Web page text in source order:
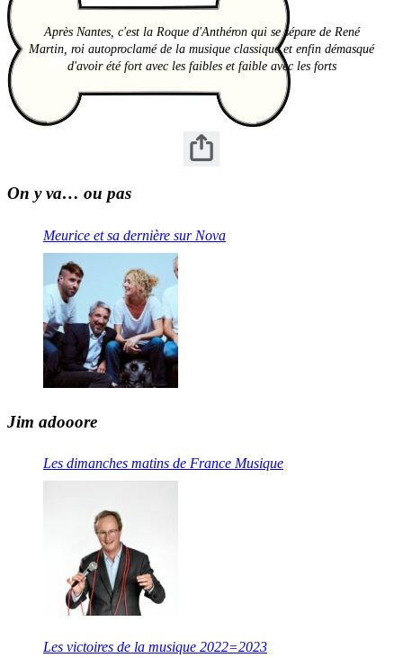
Après Nantes, c'est la Roque d'Anthéron qui se sépare de René
Martin, roi autoproclamé de la musique classique et enfin démasqué
d'avoir été fort avec les faibles et faible avec les forts
On y va… ou pas
Meurice et sa dernière sur Nova
Jim adooore
Les dimanches matins de France Musique
Les victoires de la musique 2022=2023